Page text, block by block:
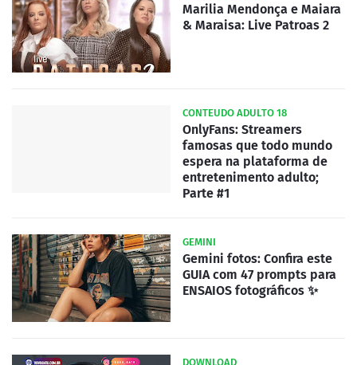
Marilia Mendonça e Maiara
& Maraisa: Live Patroas 2
CONTEUDO ADULTO 18
OnlyFans: Streamers
famosas que todo mundo
espera na plataforma de
entretenimento adulto;
Parte #1
GEMINI
Gemini fotos: Confira este
GUIA com 47 prompts para
ENSAIOS fotográficos ✨
DOWNLOAD